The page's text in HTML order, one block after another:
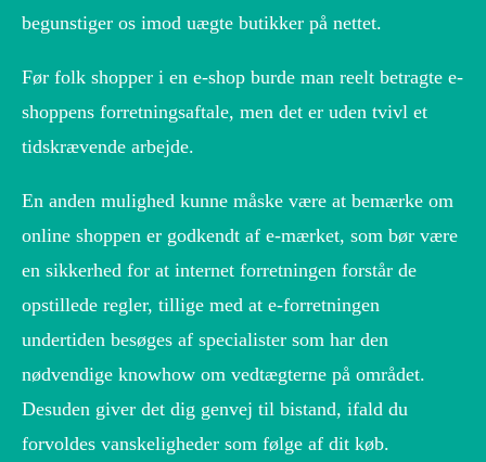
begunstiger os imod uægte butikker på nettet.
Før folk shopper i en e-shop burde man reelt betragte e-
shoppens forretningsaftale, men det er uden tvivl et
tidskrævende arbejde.
En anden mulighed kunne måske være at bemærke om
online shoppen er godkendt af e-mærket, som bør være
en sikkerhed for at internet forretningen forstår de
opstillede regler, tillige med at e-forretningen
undertiden besøges af specialister som har den
nødvendige knowhow om vedtægterne på området.
Desuden giver det dig genvej til bistand, ifald du
forvoldes vanskeligheder som følge af dit køb.